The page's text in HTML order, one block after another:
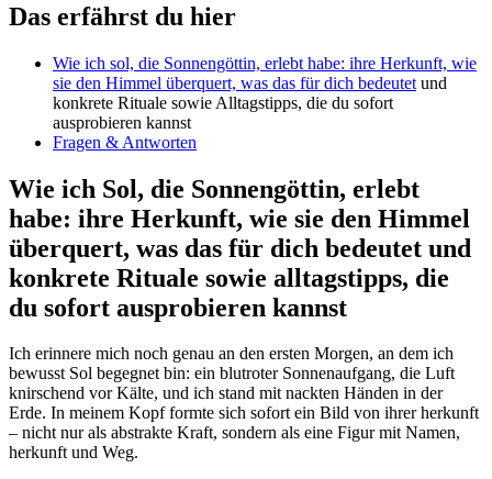
Das ⁤erfährst du hier
Wie ich ⁤sol, ⁢die Sonnengöttin, erlebt habe:⁤ ihre ​Herkunft, wie
sie den Himmel überquert, ‌was ⁢das ‌fürdich bedeutet und
konkrete Rituale sowie Alltagstipps, die ‌du sofort
ausprobieren kannst
Fragen ‌& Antworten
Wie ich Sol, die Sonnengöttin, erlebt
habe: ihre Herkunft, wie‌ sie den‌ Himmel
überquert, was das für dich bedeutet und
‌konkrete Rituale sowie alltagstipps, die
du sofort ausprobieren⁣ kannst
Ich erinnere mich noch genau an den ersten ‍Morgen, an ⁢dem ich
bewusst Sol begegnet bin: ein blutroter Sonnenaufgang, die ⁢Luft
knirschend vor Kälte, und ich ⁣stand mit ​nackten Händen in der
Erde. In meinem ⁢Kopf formte sich sofort ein Bild‌ von ihrer herkunft
– ​nicht ⁢nur als ‍abstrakte ⁣Kraft, sondern als eine Figur​ mit Namen,
herkunft und Weg.